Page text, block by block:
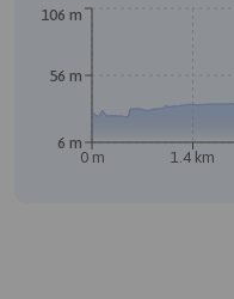
0 m 1.4 km
6 m
56 m
106 m